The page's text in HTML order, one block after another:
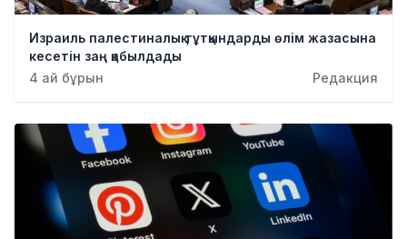
Израиль палестиналық тұтқындарды өлім жазасына
кесетін заң қабылдады
4 ай бұрын
Редакция